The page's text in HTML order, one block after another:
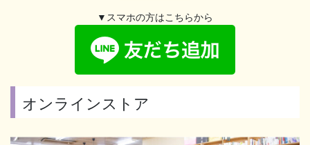
▼スマホの方はこちらから
オンラインストア